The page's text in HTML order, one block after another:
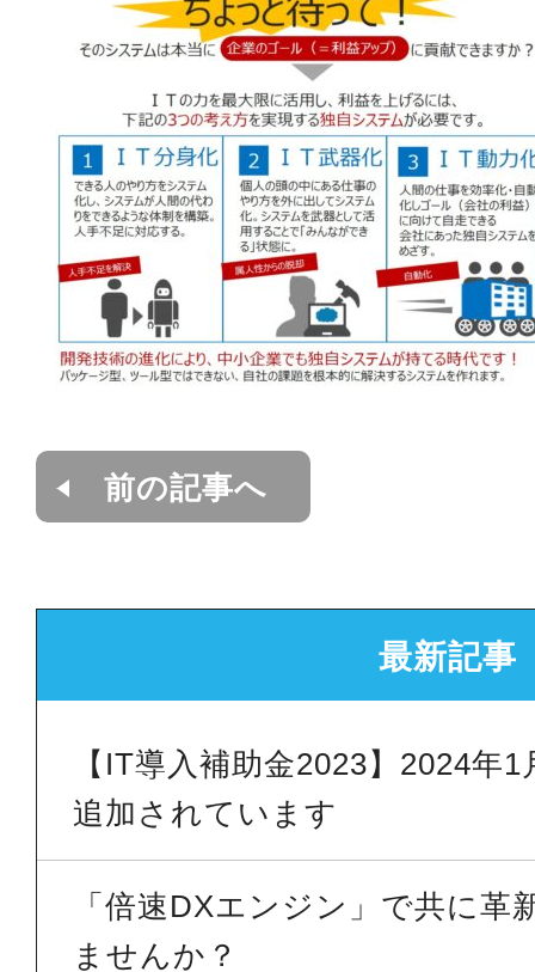
前の記事へ
最新記事
【IT導入補助金2023】2024年
追加されています
「倍速DXエンジン」で共に革
ませんか？